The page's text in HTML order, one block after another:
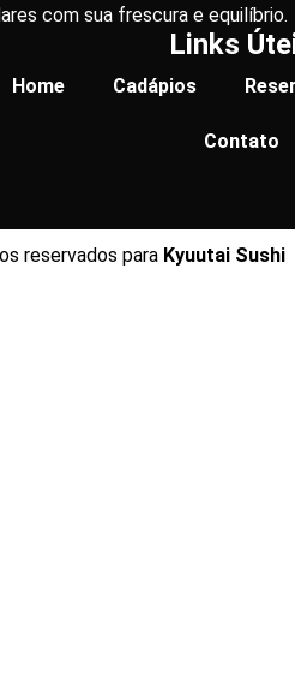
com sua frescura e equilíbrio.
Links
Home Cadápios
Contato
reservados para Kyuutai Sushi